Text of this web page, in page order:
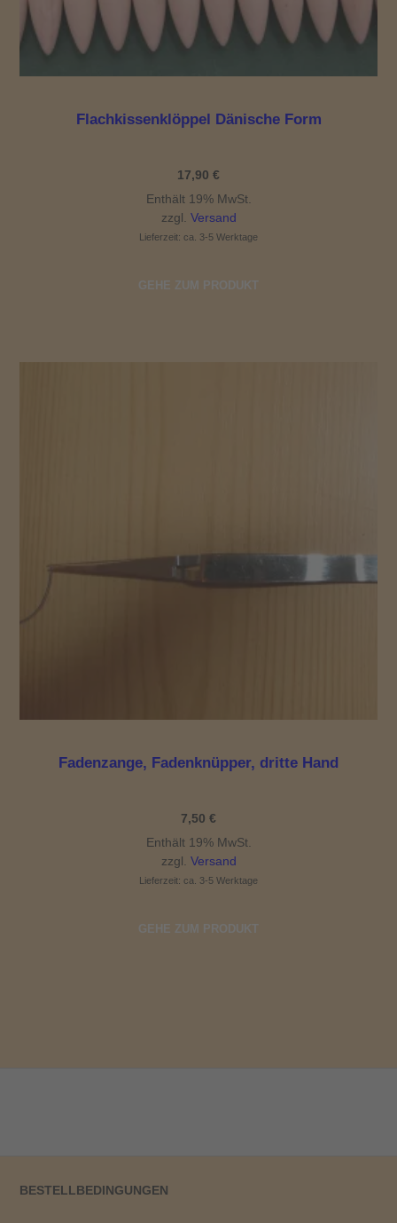
Flachkissenklöppel Dänische Form
17,90 €
Enthält 19% MwSt.
zzgl. Versand
Lieferzeit: ca. 3-5 Werktage
GEHE ZUM PRODUKT
Fadenzange, Fadenknüpper, dritte Hand
7,50 €
Enthält 19% MwSt.
zzgl. Versand
Lieferzeit: ca. 3-5 Werktage
GEHE ZUM PRODUKT
BESTELLBEDINGUNGEN